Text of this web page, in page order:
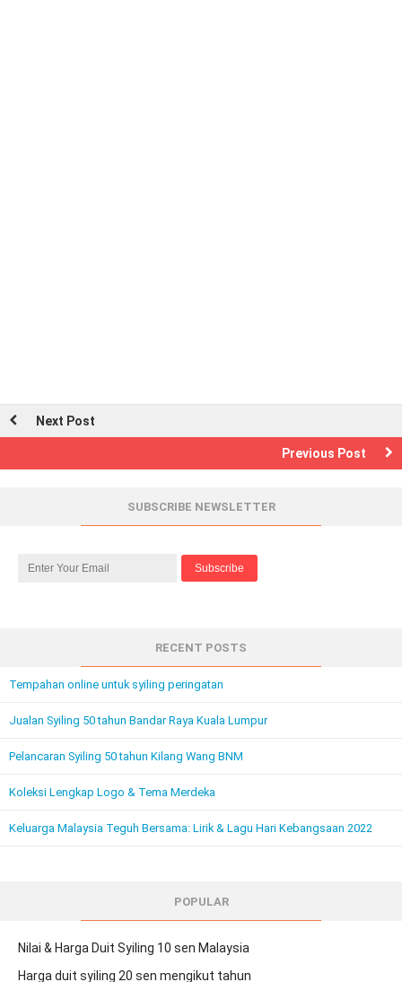
Next Post
Previous Post
SUBSCRIBE NEWSLETTER
RECENT POSTS
Tempahan online untuk syiling peringatan
Jualan Syiling 50 tahun Bandar Raya Kuala Lumpur
Pelancaran Syiling 50 tahun Kilang Wang BNM
Koleksi Lengkap Logo & Tema Merdeka
Keluarga Malaysia Teguh Bersama: Lirik & Lagu Hari Kebangsaan 2022
POPULAR
Nilai & Harga Duit Syiling 10 sen Malaysia
Harga duit syiling 20 sen mengikut tahun